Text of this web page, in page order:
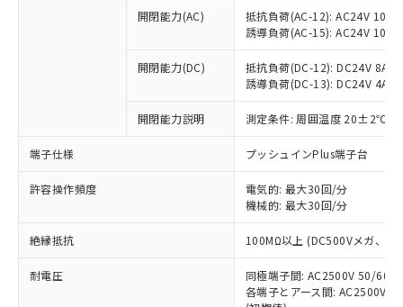
開閉能力(AC)
抵抗負荷(AC-12): AC24V 10A/
誘導負荷(AC-15): AC24V
開閉能力(DC)
抵抗負荷(DC-12): DC24V 8A/
誘導負荷(DC-13): DC24V 4A/
開閉能力説明 測定条件: 周囲温度 20±2℃、
端子仕様 プッシュインPlus端子台
許容操作頻度
電気的: 最大30回/分
機械的: 最大30回/分
絶縁抵抗 100MΩ以上 (DC500Vメガ、点
耐電圧
同極端子間: AC2500V 50/
各端子とアース間: AC2500V
以下の条件をお読みいただき、同意のうえ
本サービスは、当社制御機器事業取扱
商品の当社在庫状況および標準価格
(税抜)を提供させていただくもので
当社制御機器事業取扱商品の中には、
ことをご了承ください。
在庫状況および標準価格照会結果は、
記載している更新日時点での社内デー
タに基づき作成されるものであり、閲
覧された時点での実際の在庫および標
準価格とは異なる場合があることをご
対応予定なし：EU RoHS指令（10物質）の
非含有に非対応の商品で、対応品を出す予
調査・確認中：EU RoHS指令（10物質）の
非含有の対応状況を調査中または確認中の
非該当品：ライセンス料など無形物で、有
害物質有無と関係のない商品です。
仕入先様の事情により、非含有部品として
いたものが、含有品と判明した場合などや
むを得ず変更することがあります。
*EU RoHS指令（10物質）：
鉛(Pb) 1000ppm以下、 水銀(Hg) 1000ppm以下、 カド
六価クロム(Cr(Ⅵ)) 1000ppm以下、ポリ臭化ビフェニル
類(PBB) 1000ppm以下、ポリ臭化ジフェニルエーテル類
「○」：最大均質材料含有率が中国RoHSの
基準値以下であることを示します。
「×」：最大均質材料含有率が中国RoHSの
基準値を超えていることを示します。
「－」：未確認です。当社販売部門へお問
*中国RoHS10物質の基準値 (GB/T26572)：
Pb(鉛) :1000ppm、 Hg(水銀) : 1000ppm、 Cd(カドミウ
Cr(Ⅵ)(六価クロム) : 1000ppm、 PBBs(ポリ臭化ビフェ
当社は、これら貴社製品のうち、外国
為替および外国貿易法に定める商品
または国外への提供する場合は、日本
国政府の輸出許可(または役務取引許
可)を取得するなどの必要な手続きを